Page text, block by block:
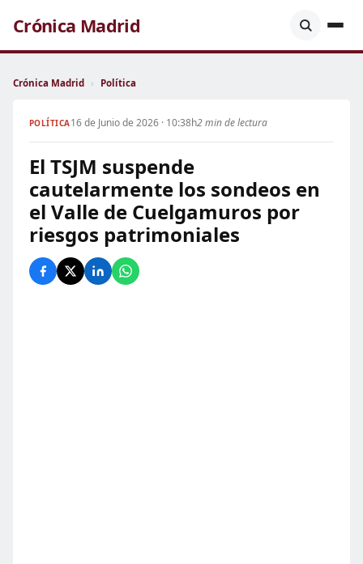
Crónica Madrid
Crónica Madrid › Política
POLÍTICA16 de Junio de 2026 · 10:38h2 min de lectura
El TSJM suspende
cautelarmente los sondeos en
el Valle de Cuelgamuros por
riesgos patrimoniales